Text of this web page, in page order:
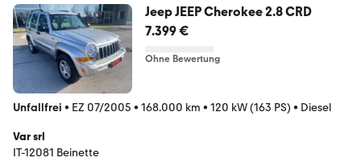
Jeep JEEP Cherokee 2.8 CRD
7.399 €
Ohne Bewertung
Unfallfrei • EZ 07/2005 • 168.000 km • 120 kW (163 PS) • Diesel
Var srl
IT-12081 Beinette